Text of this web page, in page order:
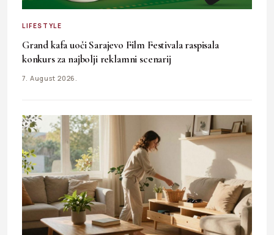
LIFESTYLE
Grand kafa uoči Sarajevo Film Festivala raspisala
konkurs za najbolji reklamni scenarij
7. August 2026.